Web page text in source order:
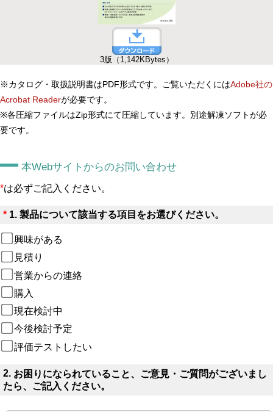
3版（1,142KBytes）
※カタログ・取扱説明書はPDF形式です。ご覧いただくにはAdobe社の
Acrobat Readerが必要です。
※各圧縮ファイルはZip形式にて圧縮しています。別途解凍ソフトが必
要です。
本Webサイトからのお問い合わせ
*は必ずご記入ください。
* 1. 製品について該当する項目をお選びください。
興味がある
見積り
営業からの連絡
購入
現在検討中
今後検討予定
評価テストしたい
2. お困りになられていること、ご意見・ご質問がございまし
たら、ご記入ください。